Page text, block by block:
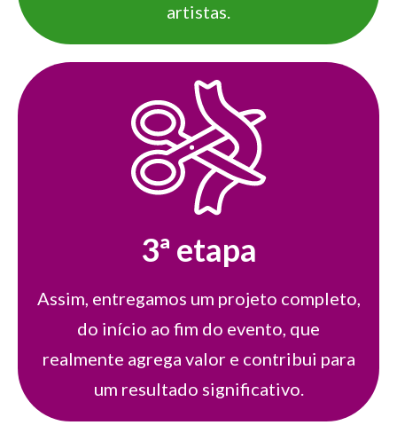
artistas.
3ª etapa
Assim, entregamos um projeto completo,
do início ao fim do evento, que
realmente agrega valor e contribui para
um resultado significativo.